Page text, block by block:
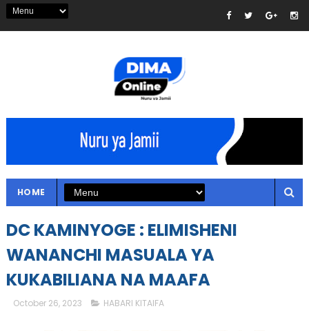
HOME
DC KAMINYOGE : ELIMISHENI
WANANCHI MASUALA YA
KUKABILIANA NA MAAFA
October 26, 2023 HABARI KITAIFA